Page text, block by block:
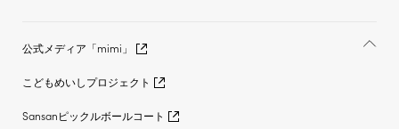
公式メディア「mimi」
こどもめいしプロジェクト
Sansanピックルボールコート